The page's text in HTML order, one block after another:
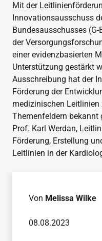
Mit der
Innovationsausschuss
Bundesausschusses
der
einer evidenzbasierten
Unterstützung gestärkt
Ausschreibung hat der
Förderung der
medizinischen
Themenfeldern bekannt
Prof. Karl Werdan,
Förderung, Erstellung
Leitlinien in der
Von Melissa Wilke
08.08.2023